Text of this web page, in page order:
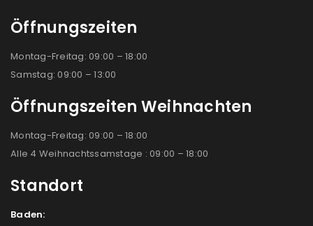
Öffnungszeiten
Montag-Freitag: 09:00 – 18:00
Samstag: 09:00 – 13:00
Öffnungszeiten Weihnachten
Montag-Freitag: 09:00 – 18:00
Alle 4 Weihnachtssamstage : 09:00 – 18:00
Standort
Baden: